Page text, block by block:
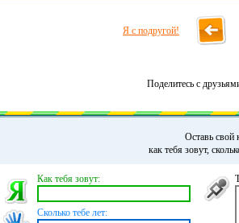
Я с подругой!
Поделитесь с
Оставь свой
как тебя зовут,
Как тебя зовут:
Сколько тебе лет: